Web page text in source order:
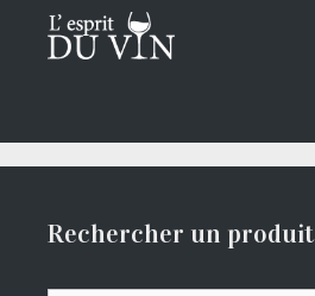
contenu
Rechercher un produit